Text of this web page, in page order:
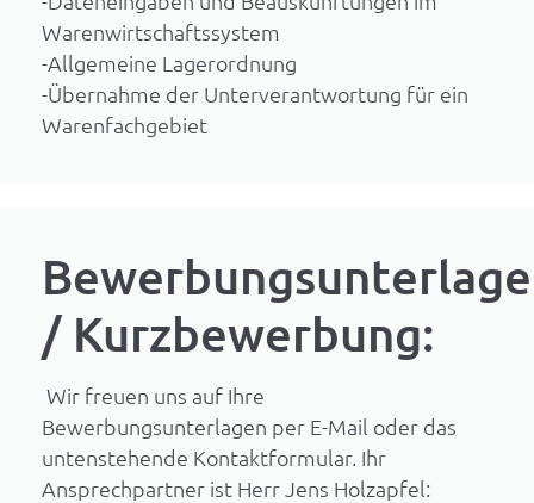
Warenwirtschaftssystem
-Allgemeine Lagerordnung
-Übernahme der Unterverantwortung für ein
Warenfachgebiet
/ Kurzbewerbung:
Wir freuen uns auf Ihre
Bewerbungsunterlagen per E-Mail oder das
untenstehende Kontaktformular. Ihr
Ansprechpartner ist Herr Jens Holzapfel: